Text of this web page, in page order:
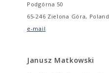
Podgórna 50
65-246 Zielona Góra, Poland
e-mail
Janusz Matkowski